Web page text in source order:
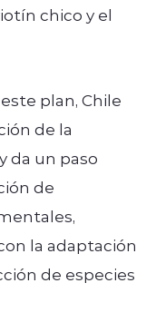
chico y el
plan, Chile
de la
da un paso
de
la adaptación
de especies